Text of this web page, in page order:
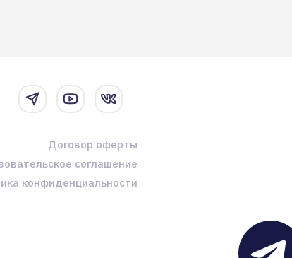
Договор оферты
соглашение
конфиденциальности